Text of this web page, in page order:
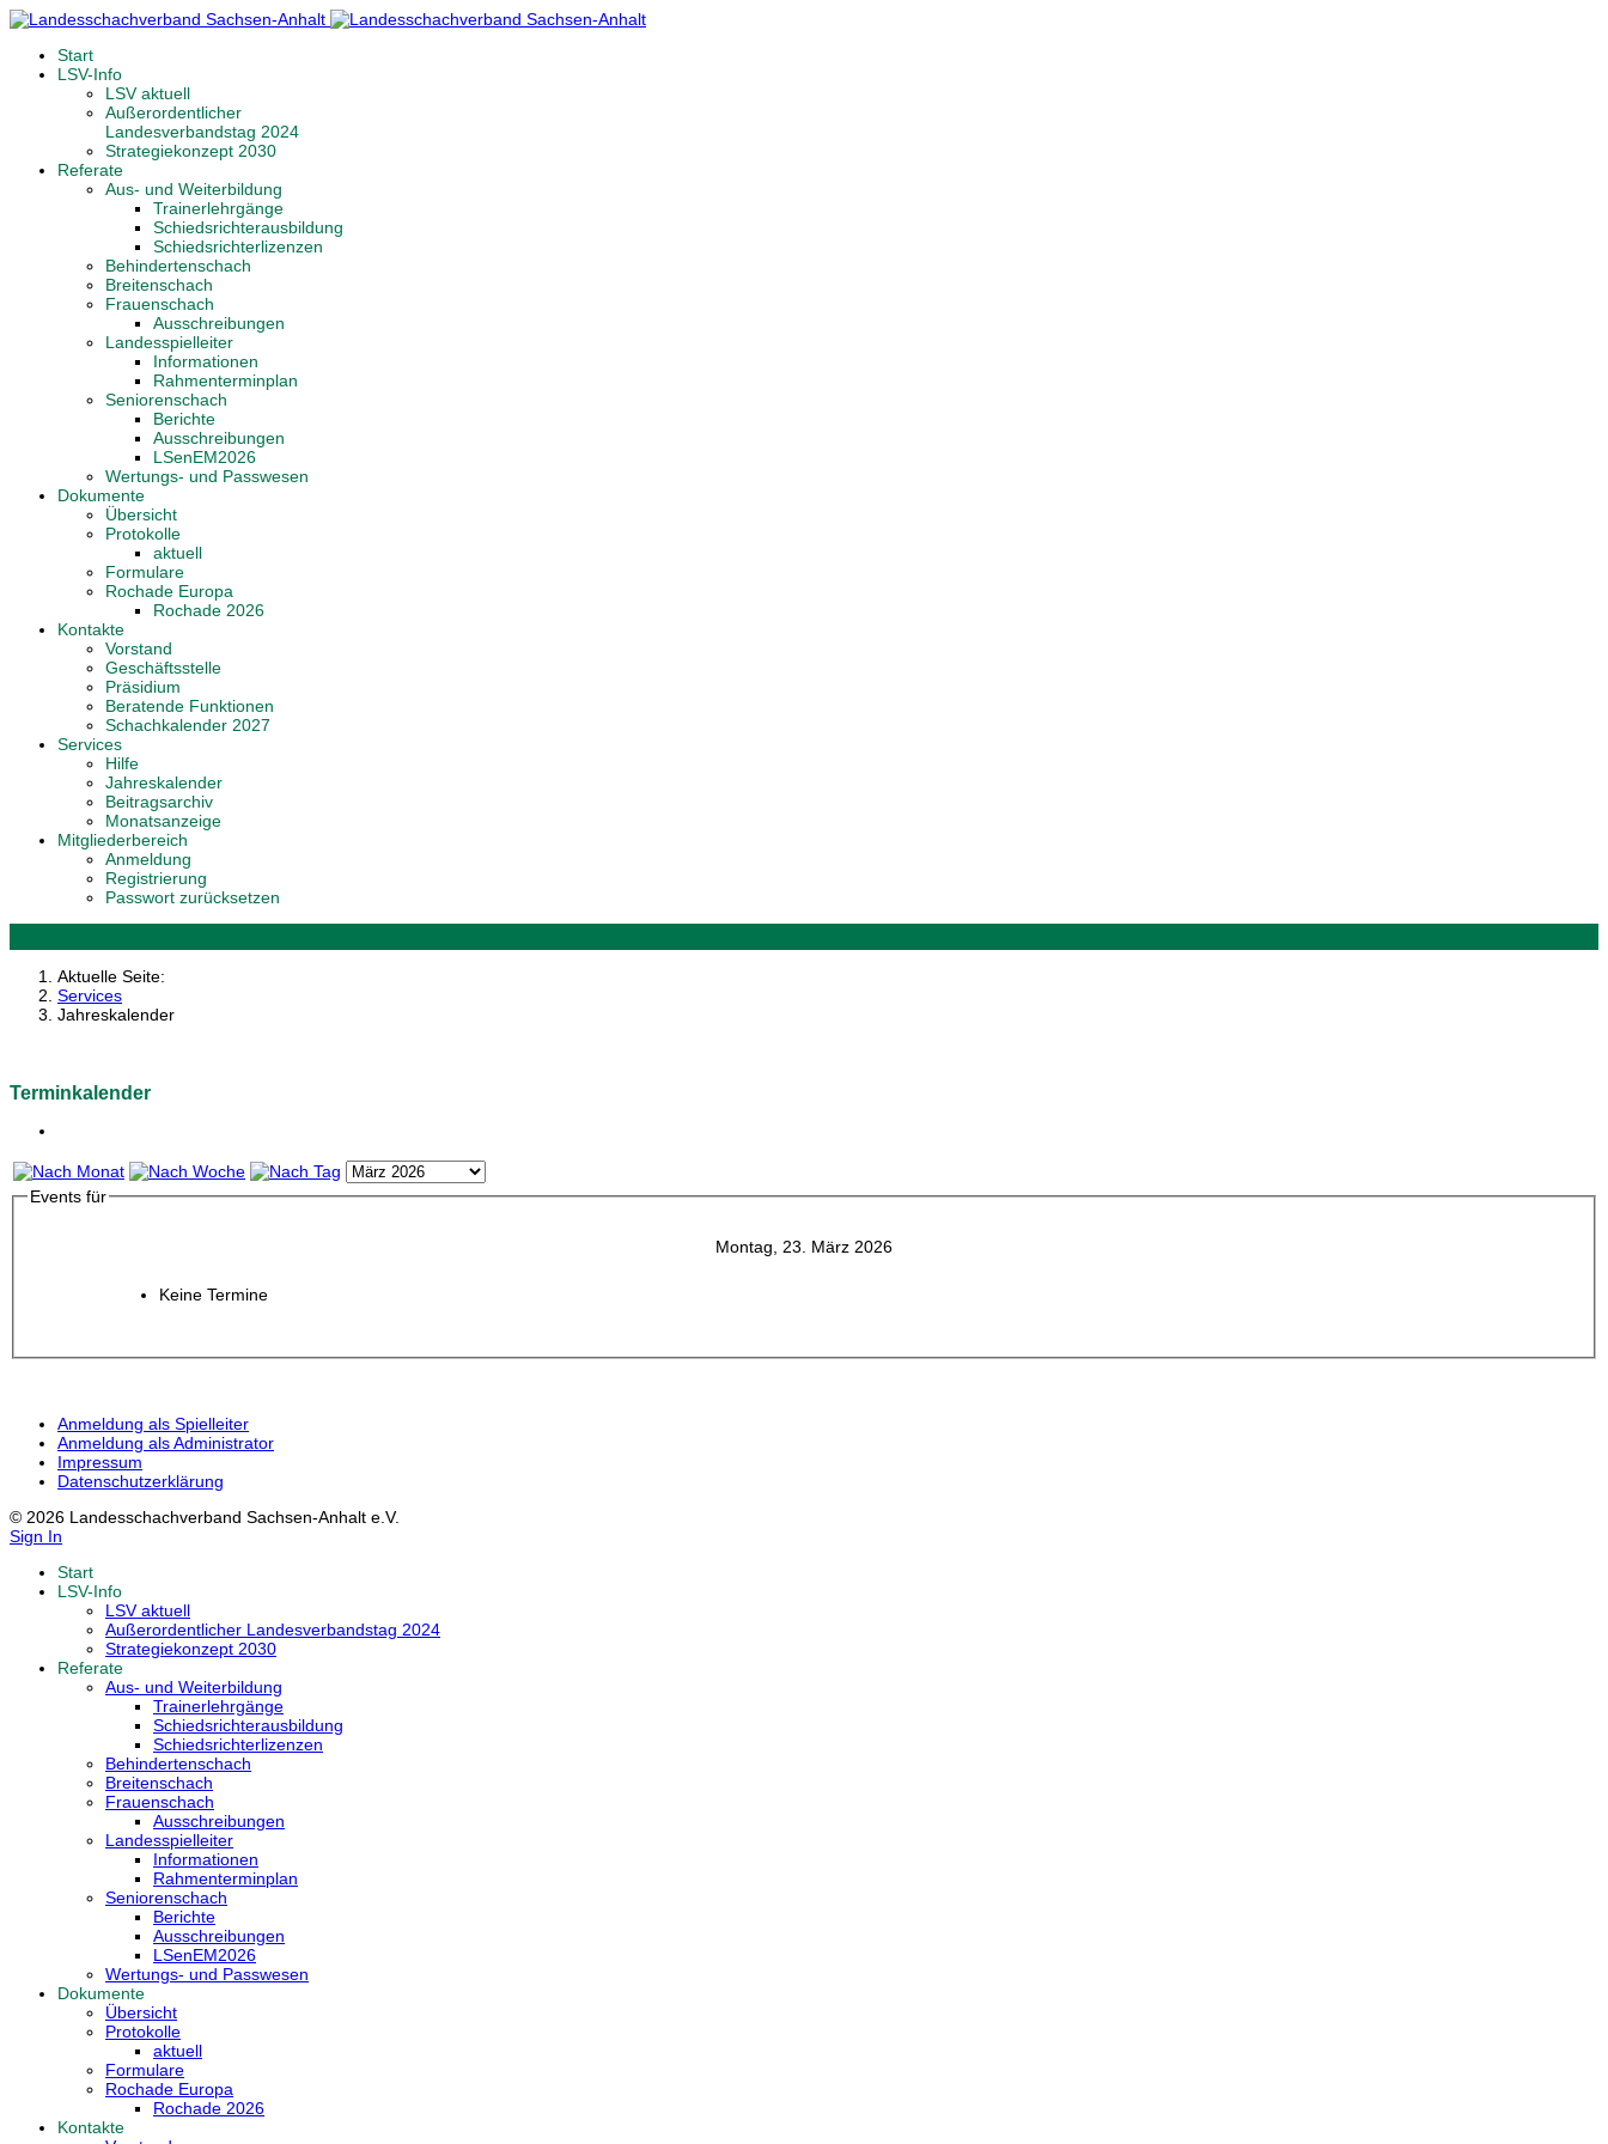
Start
LSV-Info
LSV aktuell
Außerordentlicher
Landesverbandstag 2024
Strategiekonzept 2030
Referate
Aus- und Weiterbildung
Trainerlehrgänge
Schiedsrichterausbildung
Schiedsrichterlizenzen
Behindertenschach
Breitenschach
Frauenschach
Ausschreibungen
Landesspielleiter
Informationen
Rahmenterminplan
Seniorenschach
Berichte
Ausschreibungen
LSenEM2026
Wertungs- und Passwesen
Dokumente
Übersicht
Protokolle
aktuell
Formulare
Rochade Europa
Rochade 2026
Kontakte
Vorstand
Geschäftsstelle
Präsidium
Beratende Funktionen
Schachkalender 2027
Services
Hilfe
Jahreskalender
Beitragsarchiv
Monatsanzeige
Mitgliederbereich
Anmeldung
Registrierung
Passwort zurücksetzen
Aktuelle Seite:
Services
Jahreskalender
Terminkalender
Events für
Montag, 23. März 2026
Keine Termine
Anmeldung als Spielleiter
Anmeldung als Administrator
Impressum
Datenschutzerklärung
© 2026 Landesschachverband Sachsen-Anhalt e.V.
Sign In
Start
LSV-Info
LSV aktuell
Außerordentlicher Landesverbandstag 2024
Strategiekonzept 2030
Referate
Aus- und Weiterbildung
Trainerlehrgänge
Schiedsrichterausbildung
Schiedsrichterlizenzen
Behindertenschach
Breitenschach
Frauenschach
Ausschreibungen
Landesspielleiter
Informationen
Rahmenterminplan
Seniorenschach
Berichte
Ausschreibungen
LSenEM2026
Wertungs- und Passwesen
Dokumente
Übersicht
Protokolle
aktuell
Formulare
Rochade Europa
Rochade 2026
Kontakte